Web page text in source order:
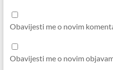
Obavijesti me o novim
Obavijesti me o novim